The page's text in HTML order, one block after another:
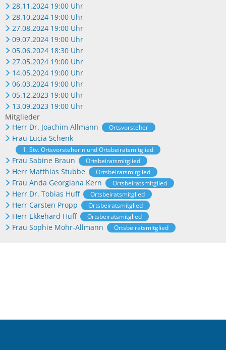
28.11.2024 19:00 Uhr
28.10.2024 19:00 Uhr
27.08.2024 19:00 Uhr
09.07.2024 19:00 Uhr
05.06.2024 18:30 Uhr
27.05.2024 19:00 Uhr
14.05.2024 19:00 Uhr
06.03.2024 19:00 Uhr
05.12.2023 19:00 Uhr
13.09.2023 19:00 Uhr
Mitglieder
Herr Dr. Joachim Allmann
Ortsvorsteher
Frau Lucia Schenk
1. Stv. Ortsvorsteherin und Ortsbeiratsmitglied
Frau Sabine Braun Ortsbeiratsmitglied
Herr Matthias Stubbe Ortsbeiratsmitglied
Frau Anda Georgiana Kern Ortsbeiratsmitglied
Herr Dr. Tobias Huff Ortsbeiratsmitglied
Herr Carsten Propp Ortsbeiratsmitglied
Herr Ekkehard Huff Ortsbeiratsmitglied
Frau Sophie Mohr-Allmann Ortsbeiratsmitglied